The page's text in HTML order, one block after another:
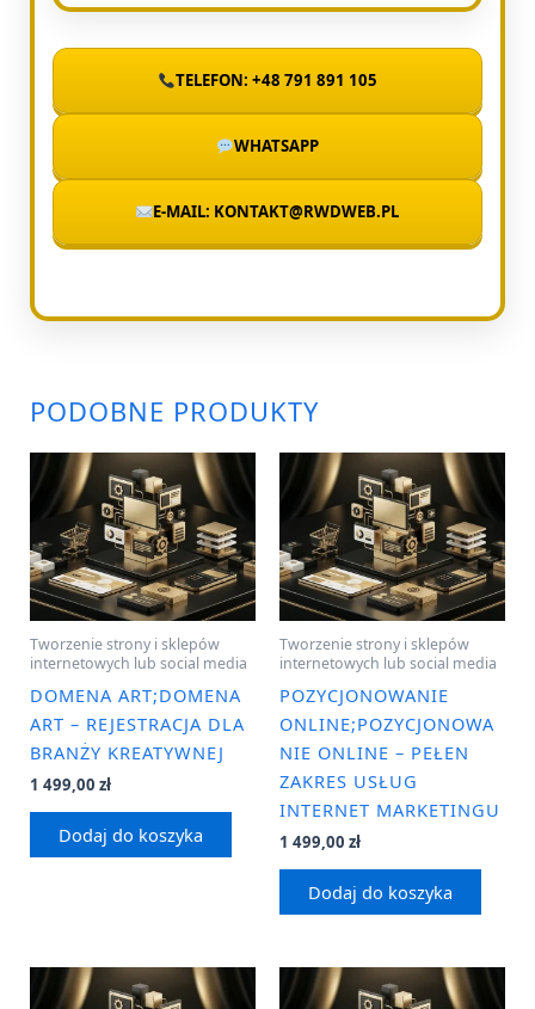
TELEFON: +48 791 891 105
WHATSAPP
E-MAIL: KONTAKT@RWDWEB.PL
PODOBNE PRODUKTY
Tworzenie strony i sklepów
internetowych lub social media
DOMENA ART;DOMENA
ART – REJESTRACJA DLA
BRANŻY KREATYWNEJ
1 499,00 zł
Dodaj do koszyka
Tworzenie strony i sklepów
internetowych lub social media
POZYCJONOWANIE
ONLINE;POZYCJONOWA
NIE ONLINE – PEŁEN
ZAKRES USŁUG
INTERNET MARKETINGU
1 499,00 zł
Dodaj do koszyka